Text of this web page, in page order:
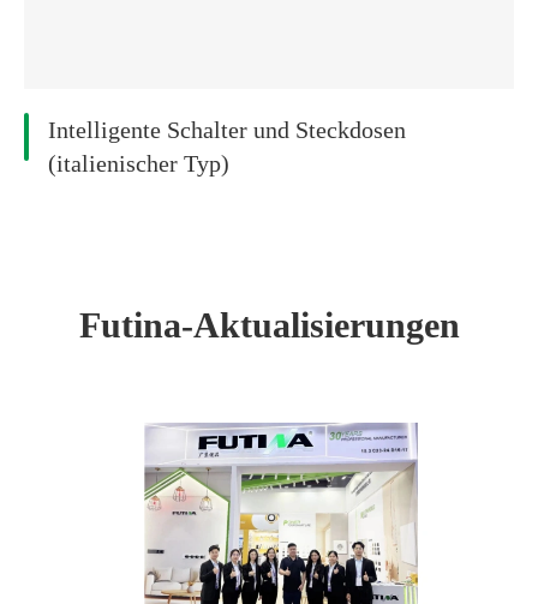
Intelligente Schalter und Steckdosen
(italienischer Typ)
Futina-Aktualisierungen